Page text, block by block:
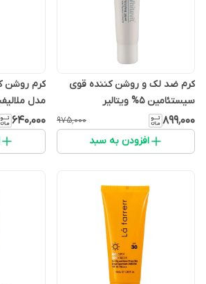
کرم ضد لک و روشن کننده قوی
سیستئامین 5% ویتالیر
۸۹۹٬۰۰۰ ۹۷۵٬۰۰۰
افزودن به سبد
کرم روشن
مدل ملالیفت
۶۴۰٬۰۰۰